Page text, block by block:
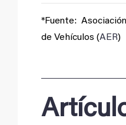
*Fuente:
de Vehículos (AER)